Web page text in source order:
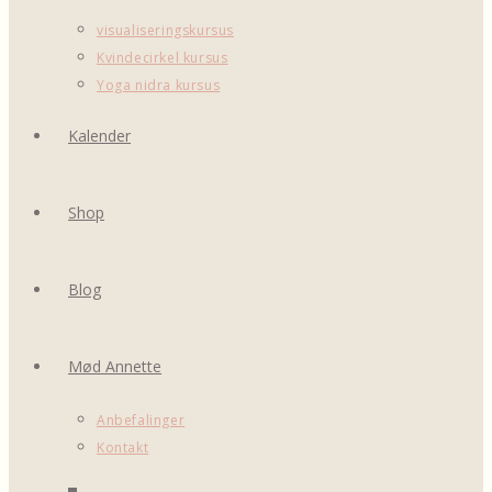
visualiseringskursus
Kvindecirkel kursus
Yoga nidra kursus
Kalender
Shop
Blog
Mød Annette
Anbefalinger
Kontakt